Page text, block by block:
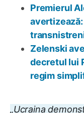
Premierul
Zelenski
decretul lui
regim
„Ucraina